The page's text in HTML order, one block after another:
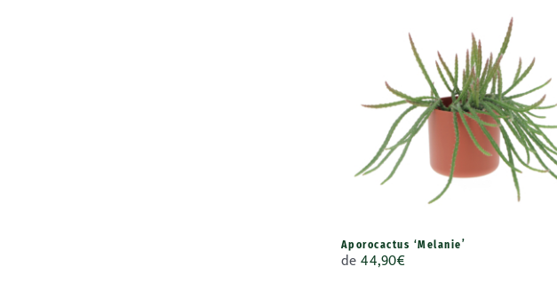
Aporocactus ‘Melanie’
de44,90€